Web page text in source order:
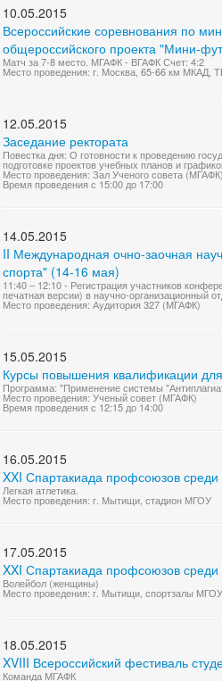
10.05.2015
Всероссийские соревнования по
общероссийского проекта "Мини-
Матч за 7-8 место. МГАФК - ВГАФК Счет: 4:2
Место проведения: г. Москва, 65-66 км МКАД,
12.05.2015
Заседание ректората
Повестка дня: О готовности к проведению
подготовке проектов учебных планов и
Место проведения: Зал Ученого совета (МГАФК)
Время проведения с 15:00 до 17:00
14.05.2015
II Международная очно-заочная
спорта" (14-16 мая)
11:40 – 12:10 - Регистрация участников
печатная версии) в научно-организационный
Место проведения: Аудитория 327 (МГАФК)
15.05.2015
Курсы повышения квалификации
Программа: "Применение системы
Место проведения: Ученый совет (МГАФК)
Время проведения с 12:15 до 14:00
16.05.2015
XXI Спартакиада профсоюзов
Легкая атлетика.
Место проведения: г. Мытищи, стадион МГОУ
17.05.2015
XXI Спартакиада профсоюзов
Волейбол (женщины)
Место проведения: г. Мытищи, спортзалы
18.05.2015
XVIII Всероссийский фестиваль
Команда МГАФК